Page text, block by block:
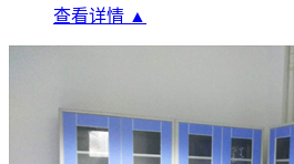
查看详情 ▲